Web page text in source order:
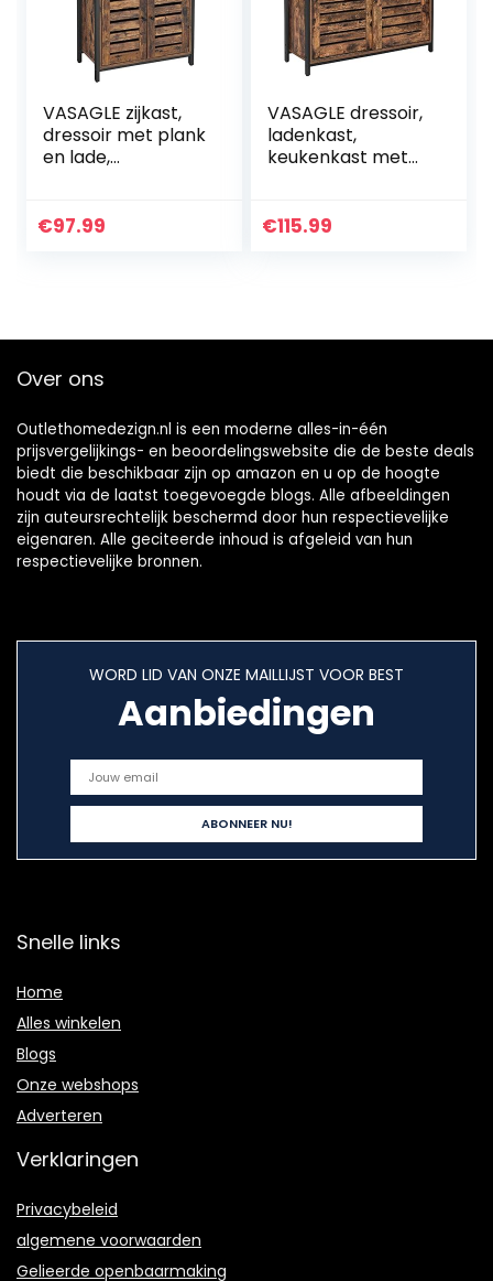
VASAGLE zijkast,
dressoir met plank
en lade,
woonkamer,
€97.99
VASAGLE dressoir,
ladenkast,
keukenkast met
keuken, kantoor
€115.99
Over ons
Outlethomedezign.nl is een moderne alles-in-één
prijsvergelijkings- en beoordelingswebsite die de beste deals
biedt die beschikbaar zijn op amazon en u op de hoogte
houdt via de laatst toegevoegde blogs. Alle afbeeldingen
zijn auteursrechtelijk beschermd door hun respectievelijke
eigenaren. Alle geciteerde inhoud is afgeleid van hun
respectievelijke bronnen.
WORD LID VAN ONZE MAILLIJST VOOR BEST
Aanbiedingen
Snelle links
Home
Alles winkelen
Blogs
Onze webshops
Adverteren
Verklaringen
Privacybeleid
algemene voorwaarden
Gelieerde openbaarmaking